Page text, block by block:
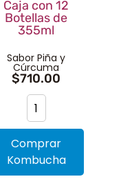
Caja con 12
Botellas de
355ml
Sabor Piña y
Cúrcuma
$710.00
Comprar
Kombucha